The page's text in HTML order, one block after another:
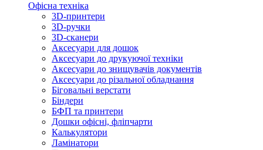
Офісна техніка
3D-принтери
3D-ручки
3D-сканери
Аксесуари для дошок
Аксесуари до друкуючої техніки
Аксесуари до знищувачів документів
Аксесуари до різальної обладнання
Біговальні верстати
Біндери
БФП та принтери
Дошки офісні, фліпчарти
Калькулятори
Ламінатори